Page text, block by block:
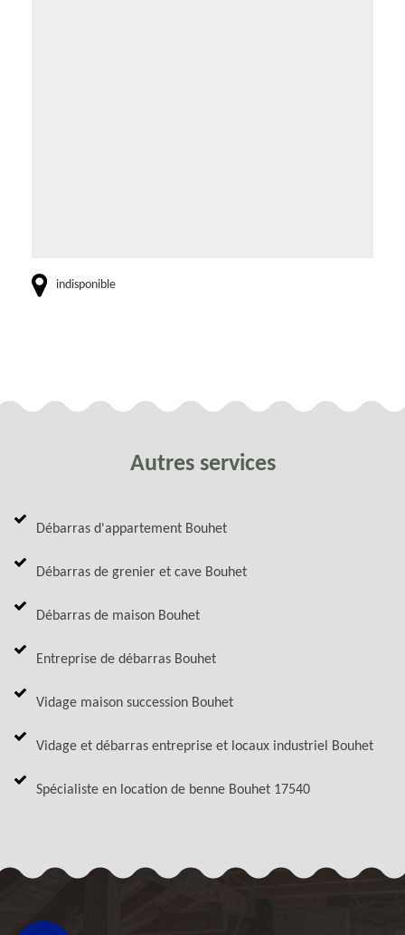
indisponible
Autres services
Débarras d'appartement Bouhet
Débarras de grenier et cave Bouhet
Débarras de maison Bouhet
Entreprise de débarras Bouhet
Vidage maison succession Bouhet
Vidage et débarras entreprise et locaux industriel Bouhet
Spécialiste en location de benne Bouhet 17540